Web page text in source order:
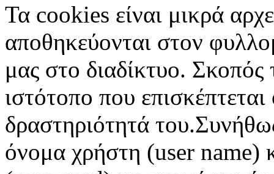
Τα cookies είναι μικρά
αποθηκεύονται στον
μας στο διαδίκτυο. Σκοπός
ιστότοπο που
δραστηριότητά
όνομα χρήστη (user name)